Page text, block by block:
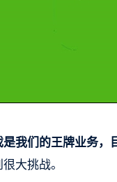
是我们的王牌业务，
大挑战。